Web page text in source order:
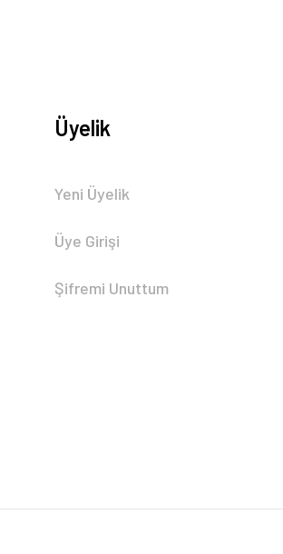
Üyelik
Yeni Üyelik
Üye Girişi
Şifremi Unuttum